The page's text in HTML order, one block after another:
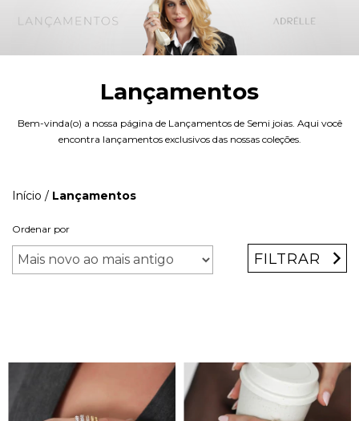
Lançamentos
Bem-vinda(o) a nossa página de Lançamentos de Semi joias. Aqui você
encontra lançamentos exclusivos das nossas coleções.
Início / Lançamentos
Ordenar por
FILTRAR